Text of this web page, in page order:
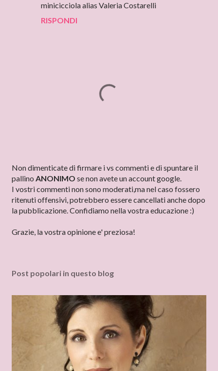
minicicciola alias Valeria Costarelli
RISPONDI
P
o
s
t
a
n
m
n
Non dimenticate di firmare i vs commenti e di spuntare il
pallino ANONIMO se non avete un account google.
I vostri commenti non sono moderati,ma nel caso fossero
ritenuti offensivi, potrebbero essere cancellati anche dopo
la pubblicazione. Confidiamo nella vostra educazione :)
Grazie, la vostra opinione e' preziosa!
Post popolari in questo blog